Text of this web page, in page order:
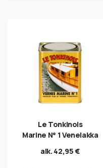
Le Tonkinois
Marine N° 1 Venelakka
alk. 42,95€